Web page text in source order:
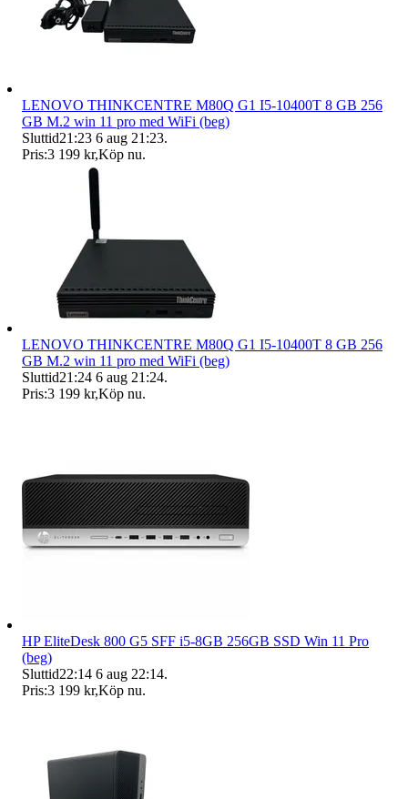
LENOVO THINKCENTRE M80Q G1 I5-10400T 8 GB 256
GB M.2 win 11 pro med WiFi (beg)
Sluttid21:23 6 aug 21:23.
Pris:3 199 kr,Köp nu.
LENOVO THINKCENTRE M80Q G1 I5-10400T 8 GB 256
GB M.2 win 11 pro med WiFi (beg)
Sluttid21:24 6 aug 21:24.
Pris:3 199 kr,Köp nu.
HP EliteDesk 800 G5 SFF i5-8GB 256GB SSD Win 11 Pro
(beg)
Sluttid22:14 6 aug 22:14.
Pris:3 199 kr,Köp nu.